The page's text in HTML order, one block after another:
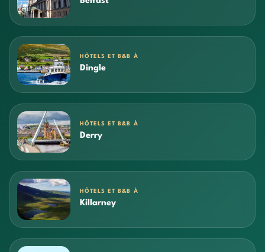
HÔTELS ET B&B À
Dingle
HÔTELS ET B&B À
Derry
HÔTELS ET B&B À
Killarney